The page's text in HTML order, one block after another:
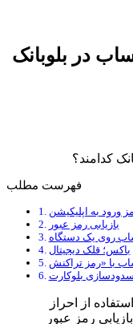
در بلوبانک
فهرست مطلب
ورود به اپلیکیشن
بازیابی رمز عبور
روی یک دستگاه
باکس‌؛ قلک دیجیتال
بلوکارت
از احراز
رمز عبور